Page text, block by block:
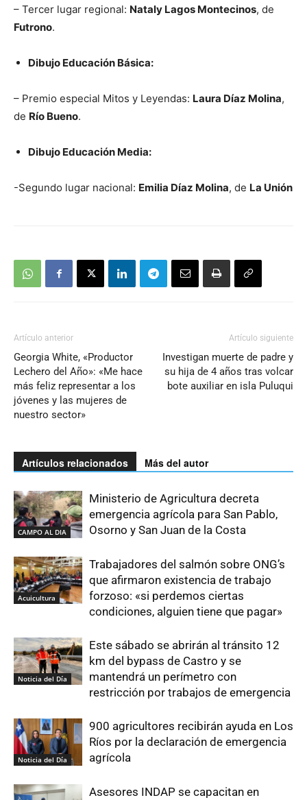
– Tercer lugar regional: Nataly Lagos Montecinos, de
Futrono.
Dibujo Educación Básica:
– Premio especial Mitos y Leyendas: Laura Díaz Molina,
de Río Bueno.
Dibujo Educación Media:
-Segundo lugar nacional: Emilia Díaz Molina, de La Unión
Artículo anterior
Georgia White, «Productor
Lechero del Año»: «Me hace
más feliz representar a los
jóvenes y las mujeres de
nuestro sector»
Artículo siguiente
Investigan muerte de padre y
su hija de 4 años tras volcar
bote auxiliar en isla Puluqui
Artículos relacionados Más del autor
CAMPO AL DIA
Ministerio de Agricultura decreta
emergencia agrícola para San Pablo,
Osorno y San Juan de la Costa
Acuicultura
Trabajadores del salmón sobre ONG’s
que afirmaron existencia de trabajo
forzoso: «si perdemos ciertas
condiciones, alguien tiene que pagar»
Noticia del Día
Este sábado se abrirán al tránsito 12
km del bypass de Castro y se
mantendrá un perímetro con
restricción por trabajos de emergencia
Noticia del Día
900 agricultores recibirán ayuda en Los
Ríos por la declaración de emergencia
agrícola
Asesores INDAP se capacitan en